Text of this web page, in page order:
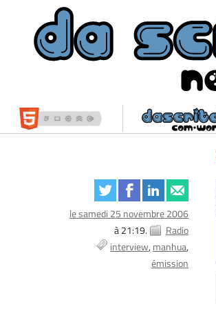
le samedi 25 novembre 2006
à 21:19.
Radio
interview manhua
émission